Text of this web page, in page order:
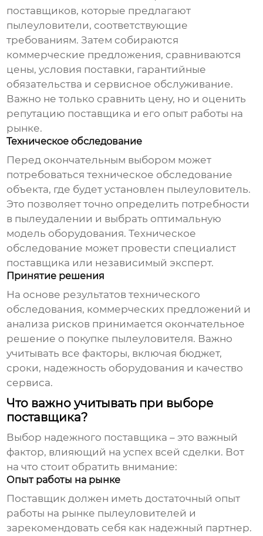
поставщиков, которые предлагают
пылеуловители, соответствующие
требованиям. Затем собираются
коммерческие предложения, сравниваются
цены, условия поставки, гарантийные
обязательства и сервисное обслуживание.
Важно не только сравнить цену, но и оценить
репутацию поставщика и его опыт работы на
рынке.
Техническое обследование
Перед окончательным выбором может
потребоваться техническое обследование
объекта, где будет установлен пылеуловитель.
Это позволяет точно определить потребности
в пылеудалении и выбрать оптимальную
модель оборудования. Техническое
обследование может провести специалист
поставщика или независимый эксперт.
Принятие решения
На основе результатов технического
обследования, коммерческих предложений и
анализа рисков принимается окончательное
решение о покупке пылеуловителя. Важно
учитывать все факторы, включая бюджет,
сроки, надежность оборудования и качество
сервиса.
Что важно учитывать при выборе
поставщика?
Выбор надежного поставщика – это важный
фактор, влияющий на успех всей сделки. Вот
на что стоит обратить внимание:
Опыт работы на рынке
Поставщик должен иметь достаточный опыт
работы на рынке пылеуловителей и
зарекомендовать себя как надежный партнер.